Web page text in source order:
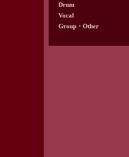
Drum
Vocal
Group・Other